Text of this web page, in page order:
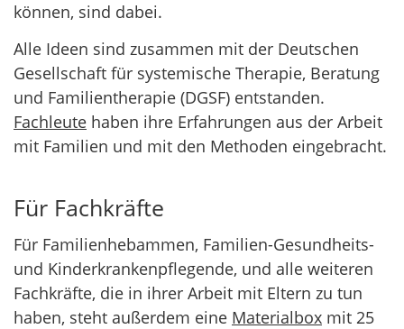
können, sind dabei.
Alle Ideen sind zusammen mit der Deutschen
Gesellschaft für systemische Therapie, Beratung
und Familientherapie (DGSF) entstanden.
Fachleute haben ihre Erfahrungen aus der Arbeit
mit Familien und mit den Methoden eingebracht.
Für Fachkräfte
Für Familienhebammen, Familien-Gesundheits-
und Kinderkrankenpflegende, und alle weiteren
Fachkräfte, die in ihrer Arbeit mit Eltern zu tun
haben, steht außerdem eine Materialbox mit 25